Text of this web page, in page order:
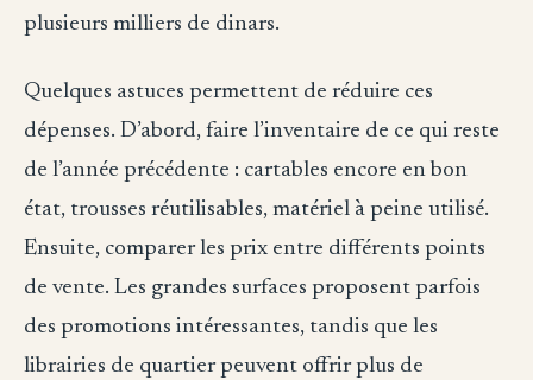
plusieurs milliers de dinars.
Quelques astuces permettent de réduire ces
dépenses. D’abord, faire l’inventaire de ce qui reste
de l’année précédente : cartables encore en bon
état, trousses réutilisables, matériel à peine utilisé.
Ensuite, comparer les prix entre différents points
de vente. Les grandes surfaces proposent parfois
des promotions intéressantes, tandis que les
librairies de quartier peuvent offrir plus de